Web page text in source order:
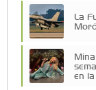
La
en